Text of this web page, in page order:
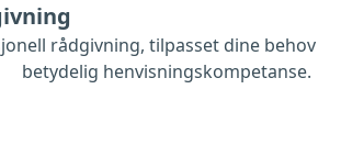
rådgivning, tilpasset dine behov
betydelig henvisningskompetanse.